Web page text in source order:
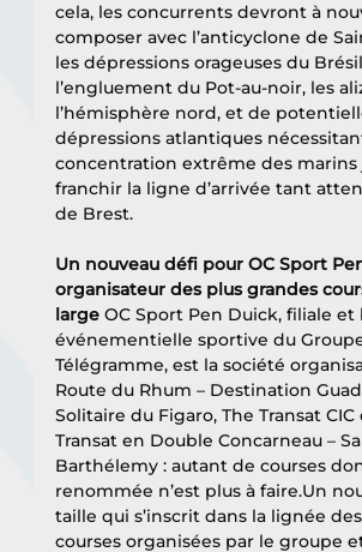
cela, les concurrents devront à
composer avec l’anticyclone de
les dépressions orageuses du
l’engluement du Pot-au-noir, les
l’hémisphère nord, et de
dépressions atlantiques
concentration extrême des marins
franchir la ligne d’arrivée tant
de Brest.
Un nouveau défi pour OC Sport
organisateur des plus grandes
large OC Sport Pen Duick, filiale et
événementielle sportive du
Télégramme, est la société
Route du Rhum – Destination
Solitaire du Figaro, The Transat
Transat en Double Concarneau –
Barthélemy : autant de courses
renommée n’est plus à faire.Un
taille qui s’inscrit dans la lignée
courses organisées par le groupe